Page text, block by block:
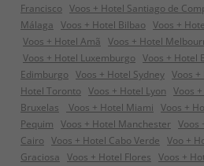
Francisco Voos + Hotel Santiago de
Málaga Voos + Hotel Bilbao Voos +
Voos + Hotel Amã Voos + Hotel
Voos + Hotel Luxemburgo Voos + Hotel
Edimburgo Voos + Hotel Sydney Voos
Hotel Toronto Voos + Hotel Lyon Voos
Bruxelas
Voos + Hotel Miami Voos +
Pequim Voos + Hotel Manchester Voos
Cairo Voos + Hotel Cabo Verde Voo +
Graciosa Voos + Hotel Flores Voos +